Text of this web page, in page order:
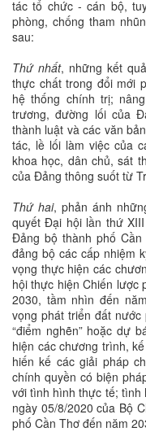
tác tổ chức - cán bộ,
phòng, chống tham
sau:
Thứ nhất, những kết
thực chất trong đổi mới
hệ thống chính trị;
trương, đường lối của
thành luật và các văn
tác, lề lối làm việc của
khoa học, dân chủ, sát
của Đảng thông suốt từ
Thứ hai, phản ánh
quyết Đại hội lần thứ
Đảng bộ thành phố
đảng bộ các cấp nhiệm
vọng thực hiện các
hội thực hiện Chiến lược
2030, tầm nhìn đến
vọng phát triển đất
“điểm nghẽn” hoặc dự
hiện các chương trình,
hiến kế các giải pháp
chính quyền có biện
với tình hình thực tế; tình
ngày 05/8/2020 của Bộ
phố Cần Thơ đến năm